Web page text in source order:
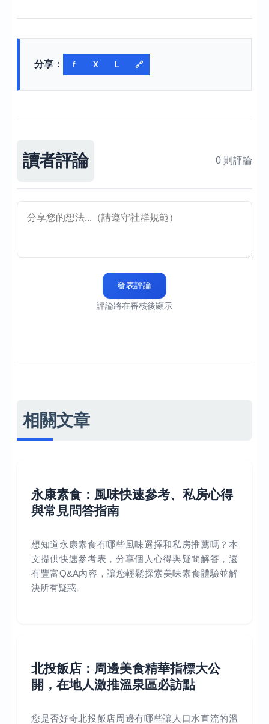
分享： f X L 🔗
讀者評論 0 則評論
發表評論
評論將在審核後顯示
相關文章
永康素食：風味快速參考、私房心得
與常見問答指南
想知道永康素食有哪些風味選擇和私房推薦嗎？本
文提供快速參考表，分享個人心得與疑問解答，還
有豐富Q&A內容，讓您輕鬆探索美味素食體驗並解
決所有疑惑。
北投飯店：周邊美食精華指標大公
開，在地人激推溫泉區必訪點
您是否好奇北投飯店周邊有哪些讓人口水直流的溫